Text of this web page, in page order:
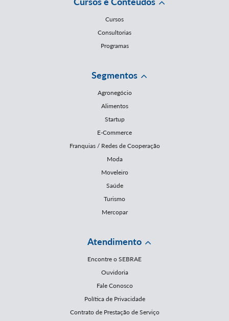
Cursos
Consultorias
Programas
Segmentos
Agronegócio
Alimentos
Startup
E-Commerce
Franquias / Redes de Cooperação
Moda
Moveleiro
Saúde
Turismo
Mercopar
Atendimento
Encontre o SEBRAE
Ouvidoria
Fale Conosco
Política de Privacidade
Contrato de Prestação de Serviço